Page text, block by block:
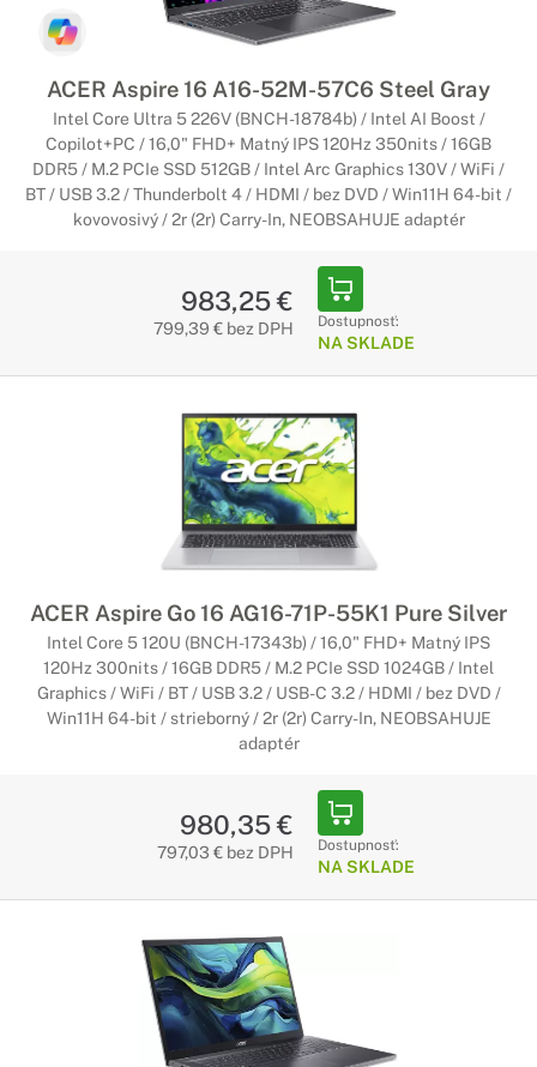
ACER Aspire 16 A16-52M-57C6 Steel Gray
Intel Core Ultra 5 226V (BNCH-18784b) / Intel AI Boost /
Copilot+PC / 16,0" FHD+ Matný IPS 120Hz 350nits / 16GB
DDR5 / M.2 PCIe SSD 512GB / Intel Arc Graphics 130V / WiFi /
BT / USB 3.2 / Thunderbolt 4 / HDMI / bez DVD / Win11H 64-bit /
kovovosivý / 2r (2r) Carry-In, NEOBSAHUJE adaptér
983,25 €
799,39 € bez DPH Dostupnosť:
NA SKLADE
ACER Aspire Go 16 AG16-71P-55K1 Pure Silver
Intel Core 5 120U (BNCH-17343b) / 16,0" FHD+ Matný IPS
120Hz 300nits / 16GB DDR5 / M.2 PCIe SSD 1024GB / Intel
Graphics / WiFi / BT / USB 3.2 / USB-C 3.2 / HDMI / bez DVD /
Win11H 64-bit / strieborný / 2r (2r) Carry-In, NEOBSAHUJE
adaptér
980,35 €
797,03 € bez DPH Dostupnosť:
NA SKLADE